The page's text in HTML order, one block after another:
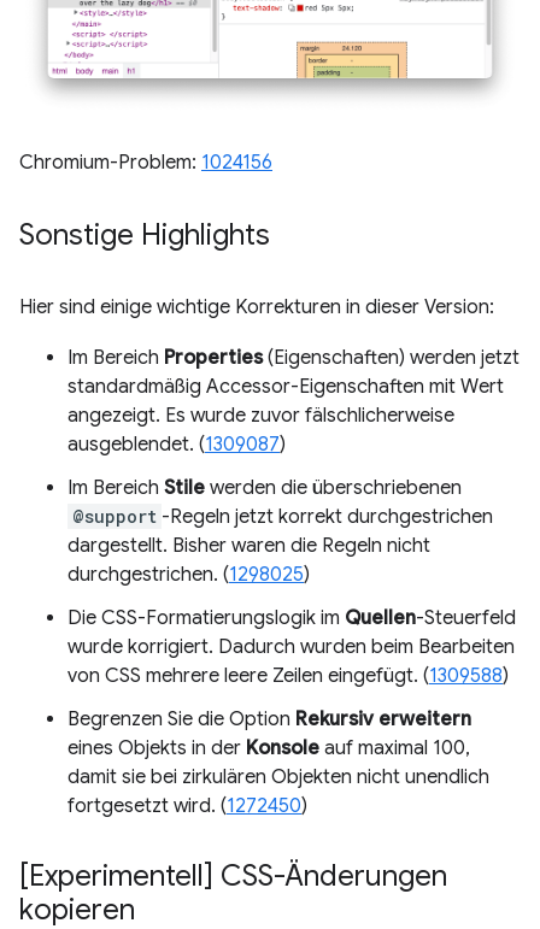
Chromium-Problem: 1024156
Sonstige Highlights
Hier sind einige wichtige Korrekturen in dieser Version:
Im Bereich Properties(Eigenschaften) werden jetzt
standardmäßig Accessor-Eigenschaften mit Wert
angezeigt. Es wurde zuvor fälschlicherweise
ausgeblendet. (1309087)
Im Bereich Stile werden die überschriebenen
@support -Regeln jetzt korrekt durchgestrichen
dargestellt. Bisher waren die Regeln nicht
durchgestrichen. (1298025)
Die CSS-Formatierungslogik im Quellen-Steuerfeld
wurde korrigiert. Dadurch wurden beim Bearbeiten
von CSS mehrere leere Zeilen eingefügt. (1309588)
Begrenzen Sie die Option Rekursiv erweitern
eines Objekts in der Konsole auf maximal 100,
damit sie bei zirkulären Objekten nicht unendlich
fortgesetzt wird. (1272450)
[Experimentell] CSS-Änderungen
kopieren